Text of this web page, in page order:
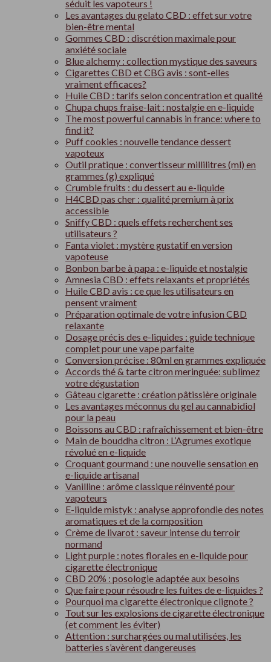
séduit les vapoteurs !
Les avantages du gelato CBD : effet sur votre
bien-être mental
Gommes CBD : discrétion maximale pour
anxiété sociale
Blue alchemy : collection mystique des saveurs
Cigarettes CBD et CBG avis : sont-elles
vraiment efficaces?
Huile CBD : tarifs selon concentration et qualité
Chupa chups fraise-lait : nostalgie en e-liquide
The most powerful cannabis in france: where to
find it?
Puff cookies : nouvelle tendance dessert
vapoteux
Outil pratique : convertisseur millilitres (ml) en
grammes (g) expliqué
Crumble fruits : du dessert au e-liquide
H4CBD pas cher : qualité premium à prix
accessible
Sniffy CBD : quels effets recherchent ses
utilisateurs ?
Fanta violet : mystère gustatif en version
vapoteuse
Bonbon barbe à papa : e-liquide et nostalgie
Amnesia CBD : effets relaxants et propriétés
Huile CBD avis : ce que les utilisateurs en
pensent vraiment
Préparation optimale de votre infusion CBD
relaxante
Dosage précis des e-liquides : guide technique
complet pour une vape parfaite
Conversion précise : 80ml en grammes expliquée
Accords thé & tarte citron meringuée: sublimez
votre dégustation
Gâteau cigarette : création pâtissière originale
Les avantages méconnus du gel au cannabidiol
pour la peau
Boissons au CBD : rafraîchissement et bien-être
Main de bouddha citron : L’Agrumes exotique
révolué en e-liquide
Croquant gourmand : une nouvelle sensation en
e-liquide artisanal
Vanilline : arôme classique réinventé pour
vapoteurs
E-liquide mistyk : analyse approfondie des notes
aromatiques et de la composition
Crème de livarot : saveur intense du terroir
normand
Light purple : notes florales en e-liquide pour
cigarette électronique
CBD 20% : posologie adaptée aux besoins
Que faire pour résoudre les fuites de e-liquides ?
Pourquoi ma cigarette électronique clignote ?
Tout sur les explosions de cigarette électronique
(et comment les éviter)
Attention : surchargées ou mal utilisées, les
batteries s’avèrent dangereuses